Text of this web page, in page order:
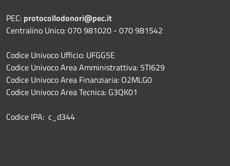
PEC: protocollodonori@pec.it
Centralino Unico: 070 981020 - 070 981542
Codice Univoco Ufficio: UFGG5E
Codice Univoco Area Amministrattiva: 5TI629
Codice Univoco Area Finanziaria: O2MLG0
Codice Univoco Area Tecnica: G3QK01
Codice IPA: c_d344